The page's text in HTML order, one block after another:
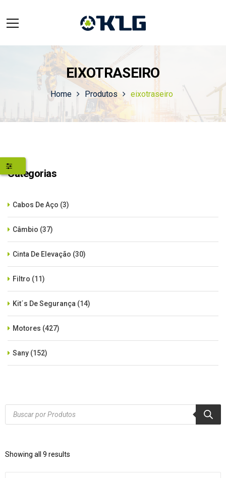
EIXOTRASEIRO
Home Produtos eixotraseiro
Categorias
Cabos De Aço (3)
Câmbio (37)
Cinta De Elevação (30)
Filtro (11)
Kit´s De Segurança (14)
Motores (427)
Sany (152)
Zoomlion(84)
Products
search
Showing all 9 results